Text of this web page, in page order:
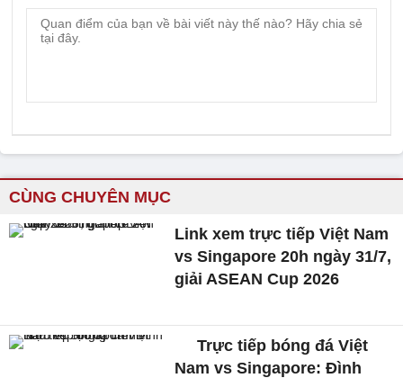
CÙNG CHUYÊN MỤC
Link xem trực tiếp Việt Nam
vs Singapore 20h ngày 31/7,
giải ASEAN Cup 2026
Trực tiếp bóng đá Việt
Nam vs Singapore: Đình